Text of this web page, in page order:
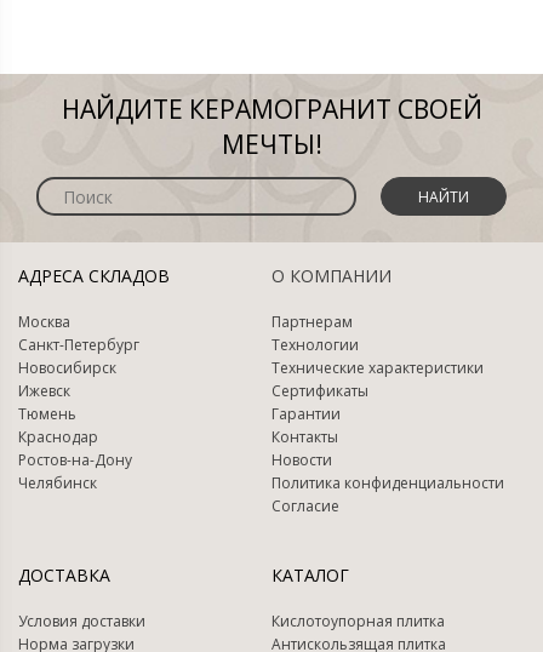
НАЙДИТЕ КЕРАМОГРАНИТ СВОЕЙ
МЕЧТЫ!
НАЙТИ
АДРЕСА СКЛАДОВ
Москва
Санкт-Петербург
Новосибирск
Ижевск
Тюмень
Краснодар
Ростов-на-Дону
Челябинск
О КОМПАНИИ
Партнерам
Технологии
Технические характеристики
Сертификаты
Гарантии
Контакты
Новости
Политика конфиденциальности
Согласие
ДОСТАВКА
Условия доставки
Норма загрузки
КАТАЛОГ
Кислотоупорная плитка
Антискользящая плитка